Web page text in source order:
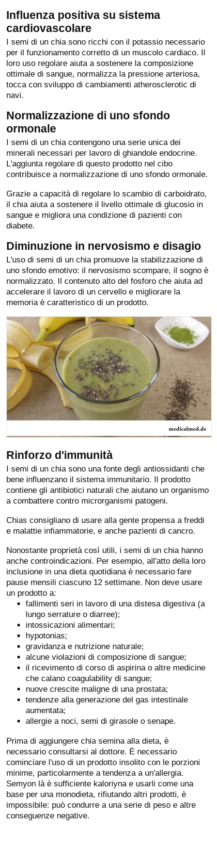
Influenza positiva su sistema
cardiovascolare
I semi di un chia sono ricchi con il potassio necessario
per il funzionamento corretto di un muscolo cardiaco. Il
loro uso regolare aiuta a sostenere la composizione
ottimale di sangue, normalizza la pressione arteriosa,
tocca con sviluppo di cambiamenti atherosclerotic di
navi.
Normalizzazione di uno sfondo
ormonale
I semi di un chia contengono una serie unica dei
minerali necessari per lavoro di ghiandole endocrine.
L'aggiunta regolare di questo prodotto nel cibo
contribuisce a normalizzazione di uno sfondo ormonale.
Grazie a capacità di regolare lo scambio di carboidrato,
il chia aiuta a sostenere il livello ottimale di glucosio in
sangue e migliora una condizione di pazienti con
diabete.
Diminuzione in nervosismo e disagio
L'uso di semi di un chia promuove la stabilizzazione di
uno sfondo emotivo: il nervosismo scompare, il sogno è
normalizzato. Il contenuto alto del fosforo che aiuta ad
accelerare il lavoro di un cervello e migliorare la
memoria è caratteristico di un prodotto.
Rinforzo d'immunità
I semi di un chia sono una fonte degli antiossidanti che
bene influenzano il sistema immunitario. Il prodotto
contiene gli antibiotici naturali che aiutano un organismo
a combattere contro microrganismi patogeni.
Chias consigliano di usare alla gente propensa a freddi
e malattie infiammatorie, e anche pazienti di cancro.
Nonostante proprietà così utili, i semi di un chia hanno
anche controindicazioni. Per esempio, all'atto della loro
inclusione in una dieta quotidiana è necessario fare
pause mensili ciascuno 12 settimane. Non deve usare
un prodotto a:
fallimenti seri in lavoro di una distesa digestiva (a
lungo serrature o diarree);
intossicazioni alimentari;
hypotonias;
gravidanza e nutrizione naturale;
alcune violazioni di composizione di sangue;
il ricevimento di corso di aspirina o altre medicine
che calano coagulability di sangue;
nuove crescite maligne di una prostata;
tendenze alla generazione del gas intestinale
aumentata;
allergie a noci, semi di girasole o senape.
Prima di aggiungere chia semina alla dieta, è
necessario consultarsi al dottore. È necessario
cominciare l'uso di un prodotto insolito con le porzioni
minime, particolarmente a tendenza a un'allergia.
Semyon là è sufficiente kaloriyna e usarli come una
base per una monodieta, rifiutando altri prodotti, è
impossibile: può condurre a una serie di peso e altre
conseguenze negative.